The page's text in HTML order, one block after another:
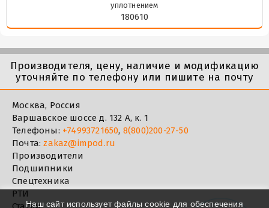
уплотнением
180610
Производителя, цену, наличие и модификацию
уточняйте по телефону или пишите на почту
Москва, Россия
Варшавское шоссе д. 132 А, к. 1
Телефоны: +74993721650, 8(800)200-27-50
Почта:zakaz@impod.ru
Производители
Подшипники
Спецтехника
РТИ
Наш сайт использует файлы cookie для обеспечения